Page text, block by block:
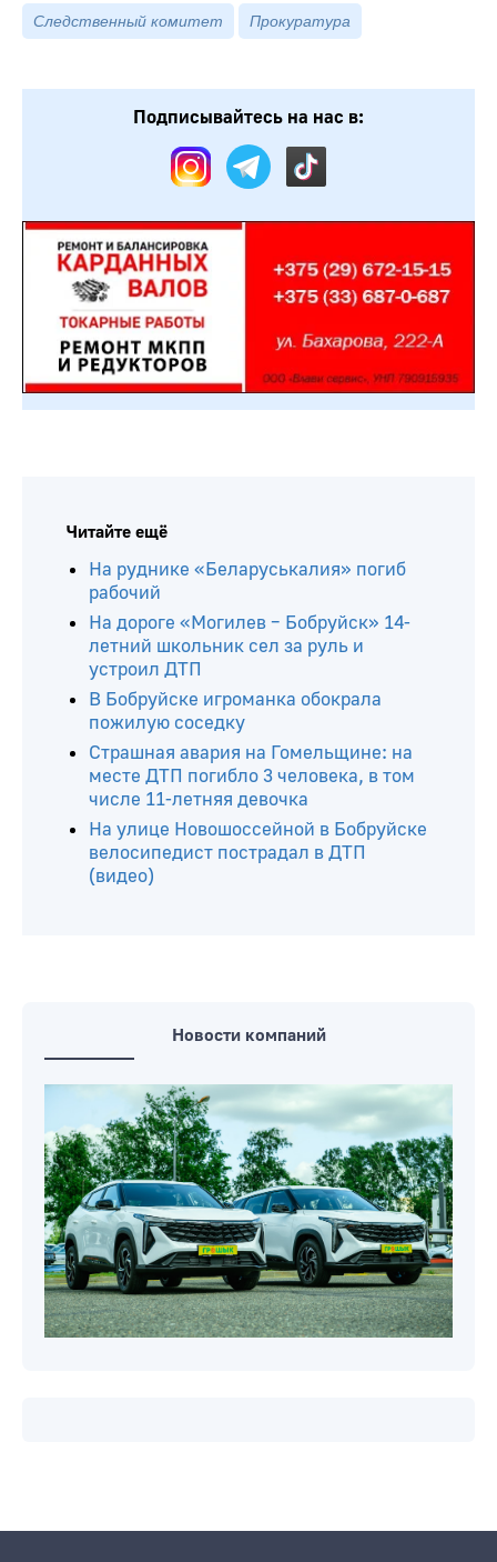
Следственный комитет Прокуратура
Подписывайтесь на нас в:
Читайте ещё
На руднике «Беларуськалия» погиб
рабочий
На дороге «Могилев – Бобруйск» 14-
летний школьник сел за руль и
устроил ДТП
В Бобруйске игроманка обокрала
пожилую соседку
Страшная авария на Гомельщине: на
месте ДТП погибло 3 человека, в том
числе 11-летняя девочка
На улице Новошоссейной в Бобруйске
велосипедист пострадал в ДТП
(видео)
Новости компаний